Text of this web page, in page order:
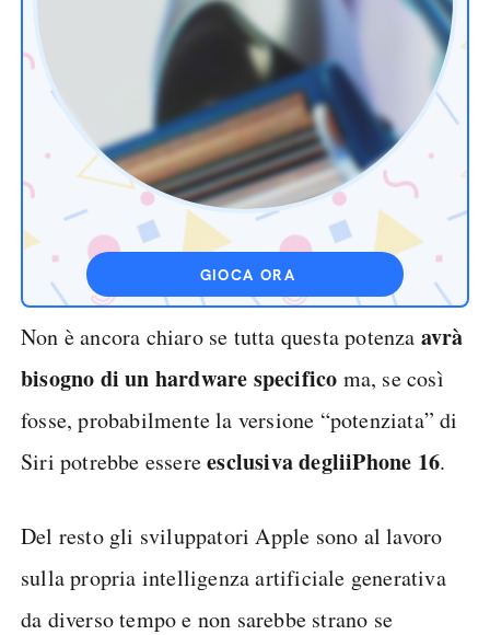
GIOCA ORA
Non è ancora chiaro se tutta questa potenza avrà
bisogno di un hardware specifico ma, se così
fosse, probabilmente la versione “potenziata” di
Siri potrebbe essereesclusiva degliiPhone 16.
Del resto gli sviluppatori Apple sono al lavoro
sulla propria intelligenza artificiale generativa
da diverso tempo e non sarebbe strano se